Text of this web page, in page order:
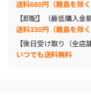
送料660円（離島を除
【即配】（最低購入金
送料330円（離島を除
【後日受け取り（全店
いつでも送料無料